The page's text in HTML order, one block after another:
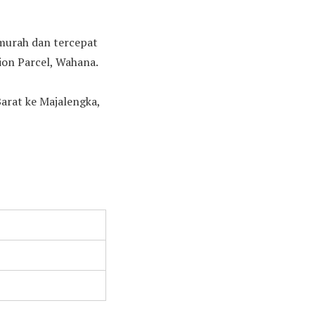
dan tercepat
Parcel, Wahana.
ke Majalengka,